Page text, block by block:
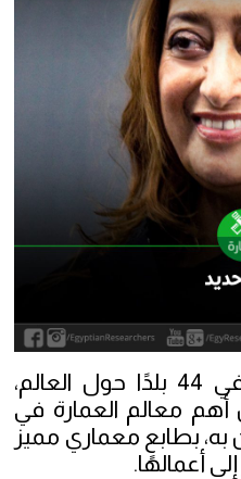
بأكثر من 950 مشروع في 44 بلدًا حول العالم،
معالم العمارة في
به، بطابعٍ معماري مميز
أعمالها.